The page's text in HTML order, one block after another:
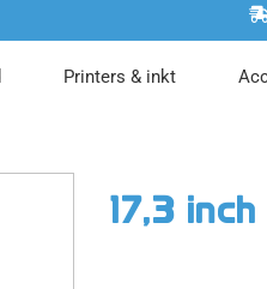
Printers & inkt
17,3